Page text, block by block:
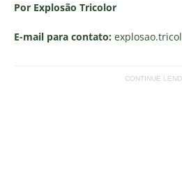
Por Explosão Tricolor
E-mail para contato:
CONTINUE